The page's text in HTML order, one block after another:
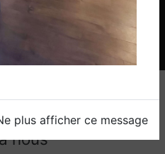
plus afficher ce message
nous